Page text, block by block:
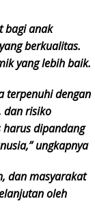
bagi anak
berkualitas.
yang lebih baik.
terpenuhi dengan
dan risiko
harus dipandang
ungkapnya
dan masyarakat
oleh